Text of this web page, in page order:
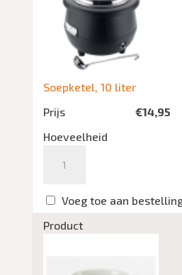
Soepketel, 10 liter
Prijs
€14,95
Hoeveelheid
Voeg toe aan
Product